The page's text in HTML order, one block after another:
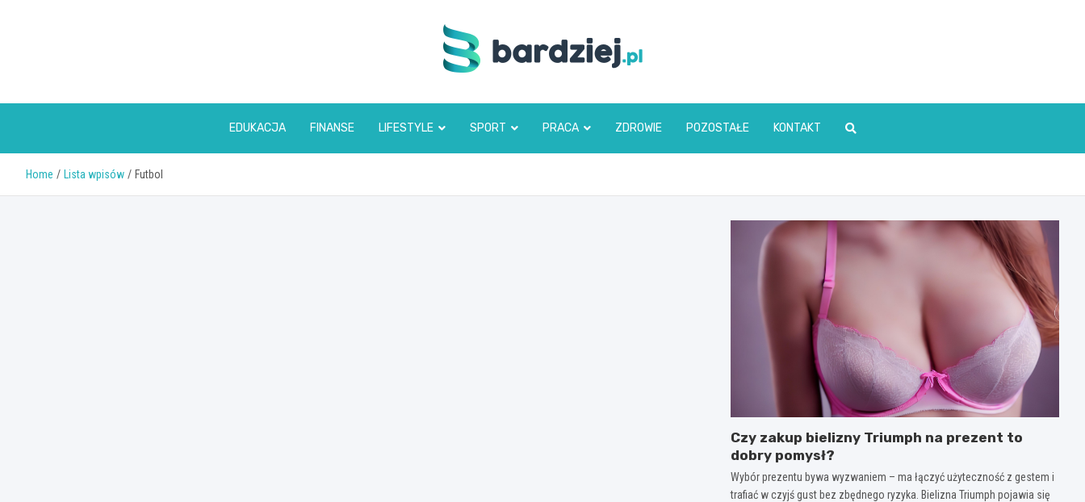
bardziej.pl
EDUKACJA FINANSE LIFESTYLE SPORT PRACA ZDROWIE POZOSTAŁE KONTAKT
Home Lista wpisów Futbol
Czy zakup bielizny Triumph na prezent to
dobry pomysł?
Wybór prezentu bywa wyzwaniem – ma łączyć użyteczność z gestem i
trafiać w czyjś gust bez zbędnego ryzyka. Bielizna Triumph pojawia się